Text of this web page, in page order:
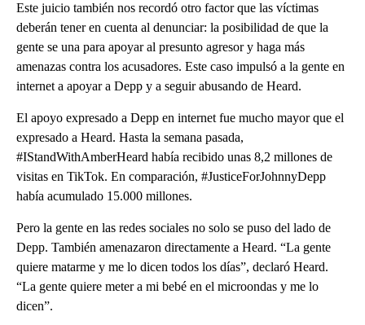
Este juicio también nos recordó otro factor que las víctimas
deberán tener en cuenta al denunciar: la posibilidad de que la
gente se una para apoyar al presunto agresor y haga más
amenazas contra los acusadores. Este caso impulsó a la gente en
internet a apoyar a Depp y a seguir abusando de Heard.
El apoyo expresado a Depp en internet fue mucho mayor que el
expresado a Heard. Hasta la semana pasada,
#IStandWithAmberHeard había recibido unas 8,2 millones de
visitas en TikTok. En comparación, #JusticeForJohnnyDepp
había acumulado 15.000 millones.
Pero la gente en las redes sociales no solo se puso del lado de
Depp. También amenazaron directamente a Heard. “La gente
quiere matarme y me lo dicen todos los días”, declaró Heard.
“La gente quiere meter a mi bebé en el microondas y me lo
dicen”.